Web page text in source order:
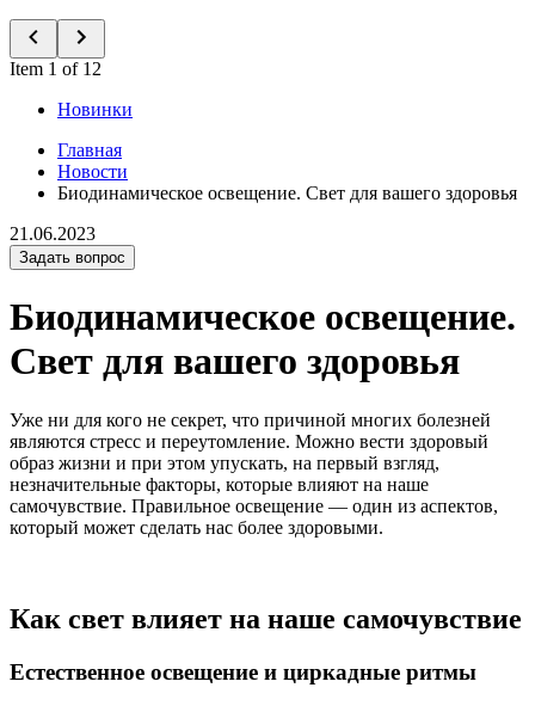
Item 1 of 12
Новинки
Главная
Новости
Биодинамическое освещение. Свет для вашего здоровья
21.06.2023
Задать вопрос
Биодинамическое освещение.
Свет для вашего здоровья
Уже ни для кого не секрет, что причиной многих болезней
являются стресс и переутомление. Можно вести здоровый
образ жизни и при этом упускать, на первый взгляд,
незначительные факторы, которые влияют на наше
самочувствие. Правильное освещение — один из аспектов,
который может сделать нас более здоровыми.
Как свет влияет на наше самочувствие
Естественное освещение и циркадные ритмы